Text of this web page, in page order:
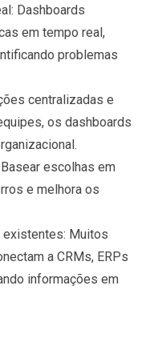
: Dashboards
em tempo real,
problemas
centralizadas e
os dashboards
escolhas em
e melhora os
existentes: Muitos
a CRMs, ERPs
informações em